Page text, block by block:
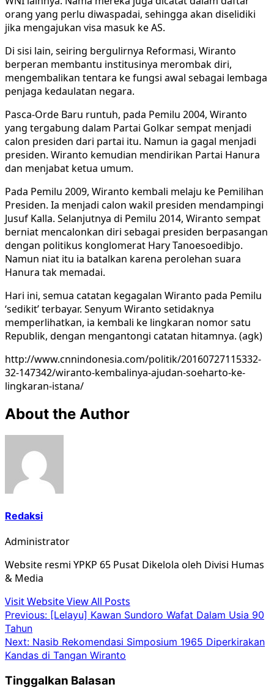
orang yang perlu diwaspadai, sehingga akan diselidiki
jika mengajukan visa masuk ke AS.
Di sisi lain, seiring bergulirnya Reformasi, Wiranto
berperan membantu institusinya merombak diri,
mengembalikan tentara ke fungsi awal sebagai lembaga
penjaga kedaulatan negara.
Pasca-Orde Baru runtuh, pada Pemilu 2004, Wiranto
yang tergabung dalam Partai Golkar sempat menjadi
calon presiden dari partai itu. Namun ia gagal menjadi
presiden. Wiranto kemudian mendirikan Partai Hanura
dan menjabat ketua umum.
Pada Pemilu 2009, Wiranto kembali melaju ke Pemilihan
Presiden. Ia menjadi calon wakil presiden mendampingi
Jusuf Kalla. Selanjutnya di Pemilu 2014, Wiranto sempat
berniat mencalonkan diri sebagai presiden berpasangan
dengan politikus konglomerat Hary Tanoesoedibjo.
Namun niat itu ia batalkan karena perolehan suara
Hanura tak memadai.
Hari ini, semua catatan kegagalan Wiranto pada Pemilu
‘sedikit’ terbayar. Senyum Wiranto setidaknya
memperlihatkan, ia kembali ke lingkaran nomor satu
Republik, dengan mengantongi catatan hitamnya. (agk)
http://www.cnnindonesia.com/politik/20160727115332-
32-147342/wiranto-kembalinya-ajudan-soeharto-ke-
lingkaran-istana/
About the Author
Redaksi
Administrator
Website resmi YPKP 65 Pusat Dikelola oleh Divisi Humas
& Media
Visit WebsiteView All Posts
Post
navigation
Previous: [Lelayu] Kawan Sundoro Wafat Dalam Usia 90
Tahun
Next: Nasib Rekomendasi Simposium 1965 Diperkirakan
Kandas di Tangan Wiranto
Tinggalkan Balasan